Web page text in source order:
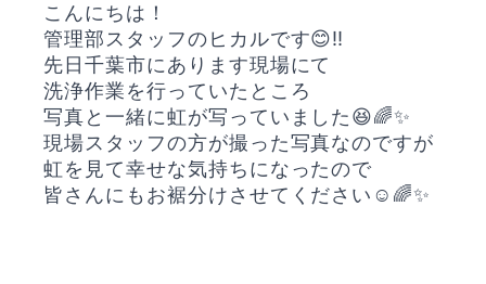
こんにちは！
管理部スタッフのヒカルです😊‼️
先日千葉市にあります現場にて
洗浄作業を行っていたところ
写真と一緒に虹が写っていました😆🌈✨
現場スタッフの方が撮った写真なのですが
虹を見て幸せな気持ちになったので
皆さんにもお裾分けさせてください☺️🌈✨